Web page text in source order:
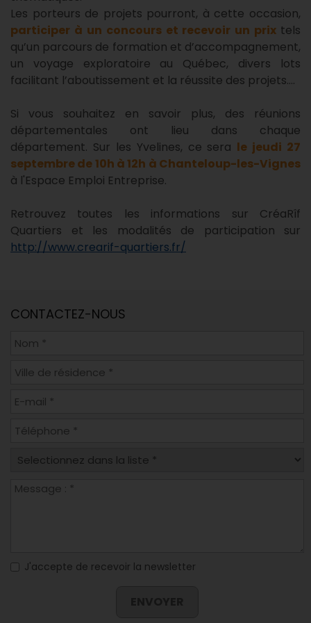
Les porteurs de projets pourront, à cette occasion,
participer à un concours et recevoir un prix tels
qu’un parcours de formation et d’accompagnement,
un voyage exploratoire au Québec, divers lots
facilitant l’aboutissement et la réussite des projets….
Si vous souhaitez en savoir plus, des réunions
départementales ont lieu dans chaque
département. Sur les Yvelines, ce sera le jeudi 27
septembre de 10h à 12h à Chanteloup-les-Vignes
à l'Espace Emploi Entreprise.
Retrouvez toutes les informations sur CréaRîf
Quartiers et les modalités de participation sur
http://www.crearif-quartiers.fr/
CONTACTEZ-NOUS
J'accepte de recevoir la newsletter